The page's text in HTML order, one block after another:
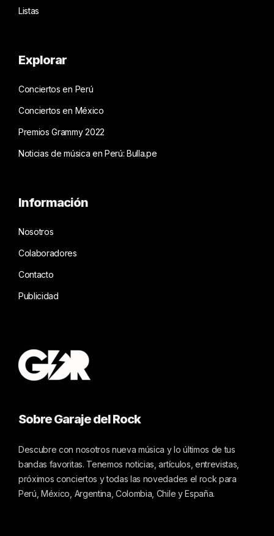
Listas
Explorar
Conciertos en Perú
Conciertos en México
Premios Grammy 2022
Noticias de música en Perú: Bulla.pe
Información
Nosotros
Colaboradores
Contacto
Publicidad
Sobre Garaje del Rock
Descubre con nosotros nueva música y lo últimos de tus
bandas favoritas. Tenemos noticias, artículos, entrevistas,
próximos conciertos y todas las novedades el rock para
Perú, México, Argentina, Colombia, Chile y España.